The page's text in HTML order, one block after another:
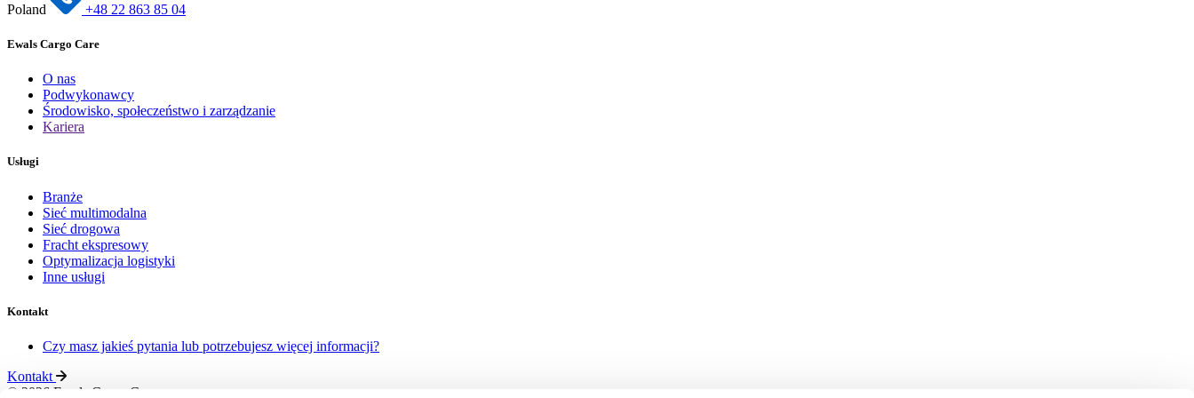
Poland +48 22 863 85 04
Ewals Cargo Care
O nas
Podwykonawcy
Środowisko, społeczeństwo i zarządzanie
Kariera
Usługi
Branże
Sieć multimodalna
Sieć drogowa
Fracht ekspresowy
Optymalizacja logistyki
Inne usługi
Kontakt
Czy masz jakieś pytania lub potrzebujesz więcej informacji?
Kontakt
© 2026 Ewals Cargo Care